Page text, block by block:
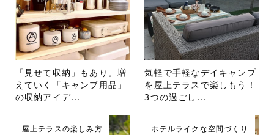
「見せて収納」もあり。増
えていく「キャンプ用品」
の収納アイデ...
気軽で手軽なデイキャンプ
を屋上テラスで楽しもう！
3つの過ごし...
屋上テラスの楽しみ方 ホテルライクな空間づくり